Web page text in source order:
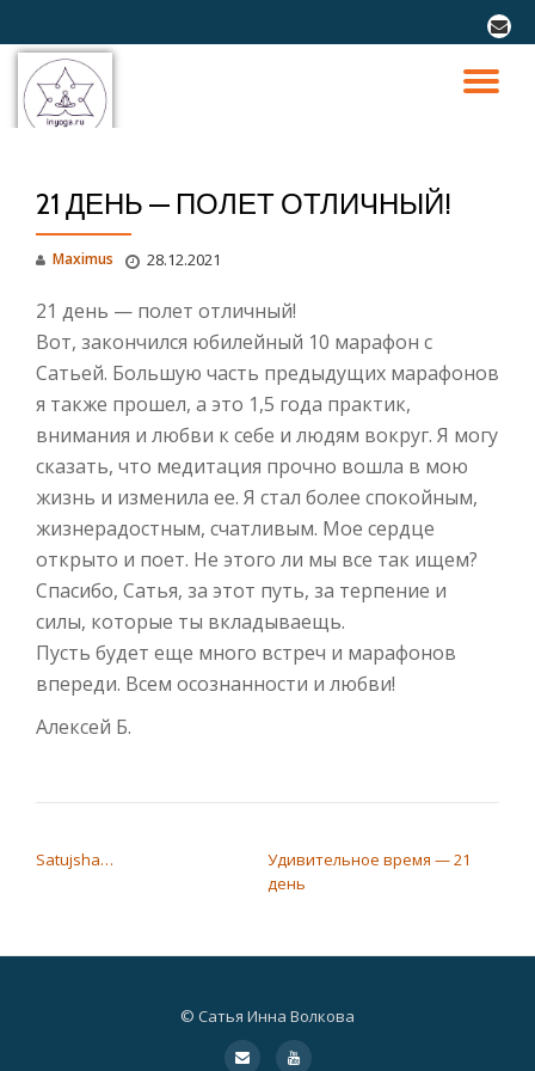
Перейти
содержимому
fa-
21 ДЕНЬ — ПОЛЕТ ОТЛИЧНЫЙ!
Maximus 28.12.2021
21 день — полет отличный!
Вот, закончился юбилейный 10 марафон с
Сатьей. Большую часть предыдущих марафонов
я также прошел, а это 1,5 года практик,
внимания и любви к себе и людям вокруг. Я могу
сказать, что медитация прочно вошла в мою
жизнь и изменила ее. Я стал более спокойным,
жизнерадостным, счатливым. Мое сердце
открыто и поет. Не этого ли мы все так ищем?
Спасибо, Сатья, за этот путь, за терпение и
силы, которые ты вкладываещь.
Пусть будет еще много встреч и марафонов
впереди. Всем осознанности и любви!
Алексей Б.
Satujsha…
Удивительное время — 21
день
© Сатья Инна Волкова
Дополнительное
fa-
fa-